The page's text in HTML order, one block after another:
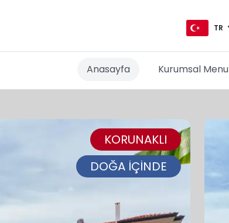
TR
Anasayfa Kurumsal Menu
KORUNAKLI
DOĞA İÇİNDE